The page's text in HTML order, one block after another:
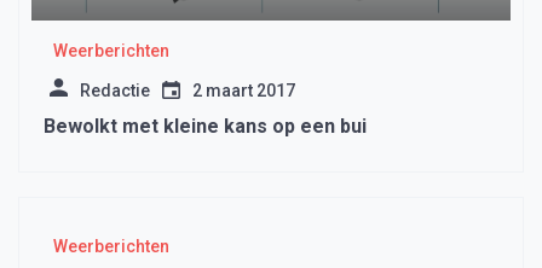
Weerberichten
Redactie 2 maart 2017
Bewolkt met kleine kans op een bui
Weerberichten